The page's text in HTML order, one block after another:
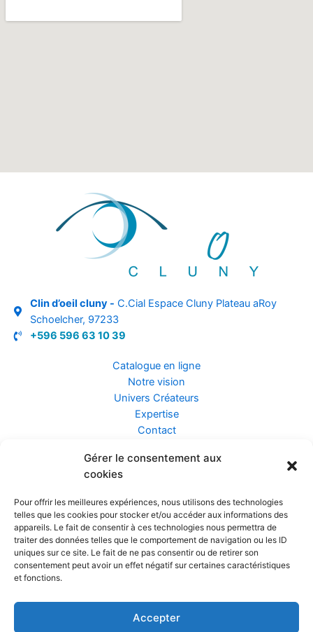
Gérer le consentement aux
cookies
Pour offrir les meilleures expériences, nous utilisons des technologies
telles que les cookies pour stocker et/ou accéder aux informations des
appareils. Le fait de consentir à ces technologies nous permettra de
traiter des données telles que le comportement de navigation ou les ID
uniques sur ce site. Le fait de ne pas consentir ou de retirer son
consentement peut avoir un effet négatif sur certaines caractéristiques
et fonctions.
Accepter
Clin d’oeil cluny - C.Cial Espace Cluny Plateau aRoy
Schoelcher, 97233
+596 596 63 10 39
Catalogue en ligne
Notre vision
Univers Créateurs
Expertise
Contact
Assurance ZEN
Confidentialité et Données
Conditions Générales de Vente